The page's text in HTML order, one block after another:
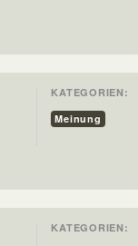
KATEGORIEN:
Meinung
KATEGORIEN: